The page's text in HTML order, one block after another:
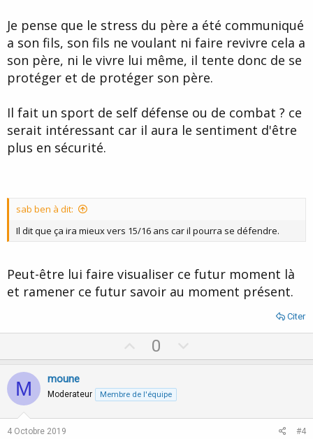
Je pense que le stress du père a été communiqué
a son fils, son fils ne voulant ni faire revivre cela a
son père, ni le vivre lui même, il tente donc de se
protéger et de protéger son père.
Il fait un sport de self défense ou de combat ? ce
serait intéressant car il aura le sentiment d'être
plus en sécurité.
sab ben à dit:
Il dit que ça ira mieux vers 15/16 ans car il pourra se défendre.
Peut-être lui faire visualiser ce futur moment là
et ramener ce futur savoir au moment présent.
Citer
p
o
0
o
M moune
Moderateur Membre de l'équipe
4 Octobre 2019 #4